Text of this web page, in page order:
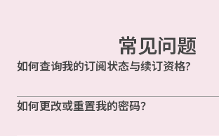
常见问题
如何查询我的订阅状态与续订资格?
如何更改或重置我的密码？